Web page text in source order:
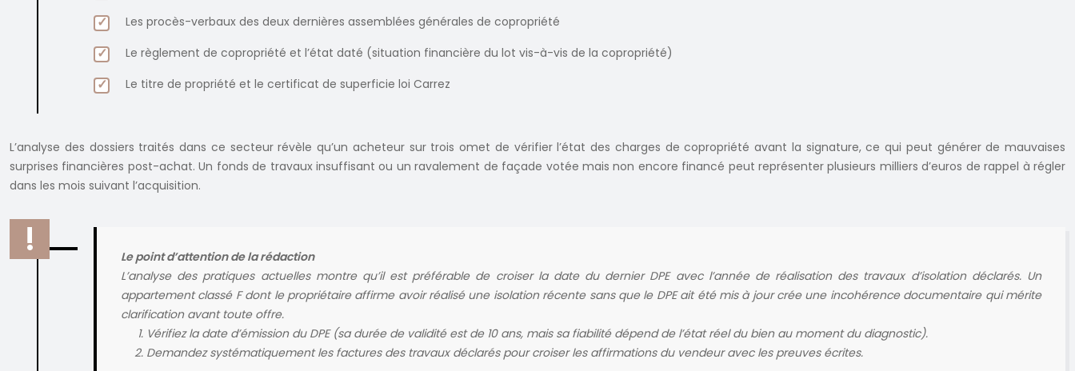
Les procès-verbaux des deux dernières assemblées générales de copropriété
Le règlement de copropriété et l’état daté (situation financière du lot vis-à-vis de la copropriété)
Le titre de propriété et le certificat de superficie loi Carrez
L’analyse des dossiers traités dans ce secteur révèle qu’un acheteur sur trois omet de vérifier l’état des charges de copropriété avant la signature, ce qui peut générer de mauvaises
surprises financières post-achat. Un fonds de travaux insuffisant ou un ravalement de façade votée mais non encore financé peut représenter plusieurs milliers d’euros de rappel à régler
dans les mois suivant l’acquisition.
Le point d’attention de la rédaction
L’analyse des pratiques actuelles montre qu’il est préférable de croiser la date du dernier DPE avec l’année de réalisation des travaux d’isolation déclarés. Un
appartement classé F dont le propriétaire affirme avoir réalisé une isolation récente sans que le DPE ait été mis à jour crée une incohérence documentaire qui mérite
clarification avant toute offre.
Vérifiez la date d’émission du DPE (sa durée de validité est de 10 ans, mais sa fiabilité dépend de l’état réel du bien au moment du diagnostic).
Demandez systématiquement les factures des travaux déclarés pour croiser les affirmations du vendeur avec les preuves écrites.